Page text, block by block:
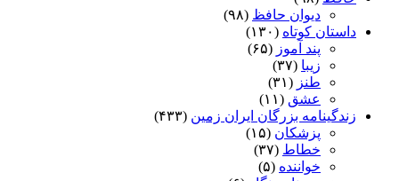
دیوان حافظ (۹۸)
داستان کوتاه (۱۳۰)
پند آموز (۶۵)
زیبا (۳۷)
طنز (۳۱)
عشق (۱۱)
زندگینامه بزرگان ایران زمین (۴۳۳)
پزشکان (۱۵)
خطاط (۳۷)
خواننده (۵)